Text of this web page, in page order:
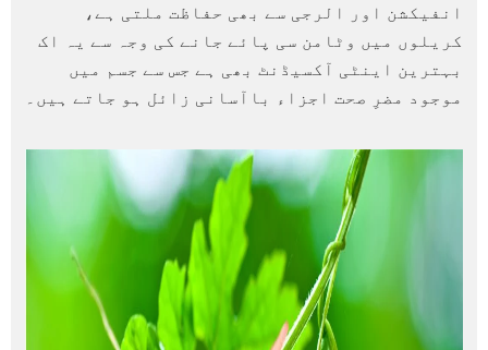
انفیکشن اور الرجی سے بھی حفاظت ملتی ہے،
کریلوں میں وٹامن سی پائے جانے کی وجہ سے یہ اک
بہترین اینٹی آکسیڈنٹ بھی ہے جس سے جسم میں
موجود مضرِ صحت اجزاء باآسانی زائل ہو جاتے ہیں۔